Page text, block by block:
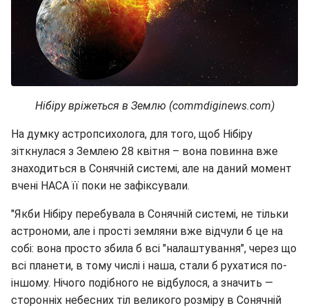
Нібіру вріжеться в Землю (commdiginews.com)
На думку астропсихолога, для того, щоб Нібіру
зіткнулася з Землею 28 квітня – вона повинна вже
знаходиться в Сонячній системі, але на даний момент
вчені НАСА її поки не зафіксували.
"Якби Нібіру перебувала в Сонячній системі, не тільки
астрономи, але і прості земляни вже відчули б це на
собі: вона просто збила б всі "налаштування", через що
всі планети, в тому числі і наша, стали б рухатися по-
іншому. Нічого подібного не відбулося, а значить —
сторонніх небесних тіл великого розміру в Сонячній